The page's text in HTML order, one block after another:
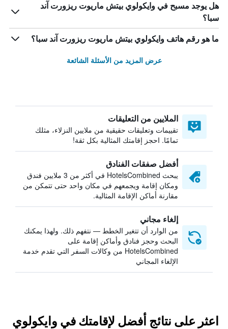
هل يوجد مسبح في وايكولوي بيتش ماريوت ريزورت آند
سبا؟
ما هو رقم هاتف وايكولوي بيتش ماريوت ريزورت آند سبا؟
عرض المزيد من الأسئلة الشائعة
الملايين من التعليقات
تقييمات وتعليقات حقيقية من ملايين النزلاء، مثلك
تمامًا. احجز إقامتك المثالية بكل ثقة!
أفضل صفقات الفنادق
يبحث HotelsCombined في أكثر من 3 ملايين فندق
ومكان إقامة ويجمعهم في مكان واحد حتى تتمكن من
مقارنة أماكن الإقامة المثالية.
إلغاء مجاني
من الوارد أن تتغير الخطط — نتفهم ذلك. ولهذا يمكنك
البحث وحجز فنادق وأماكن إقامة على
HotelsCombined من وكالات السفر التي تقدم خدمة
الإلغاء المجاني
اعثر على نتائج أفضل لإقامتك في وايكولوي